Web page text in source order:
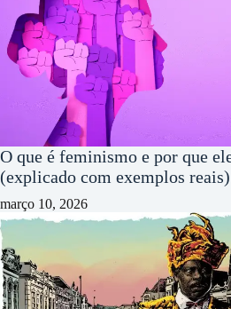
O que é feminismo e por que
(explicado com exemplos reais)
março 10, 2026